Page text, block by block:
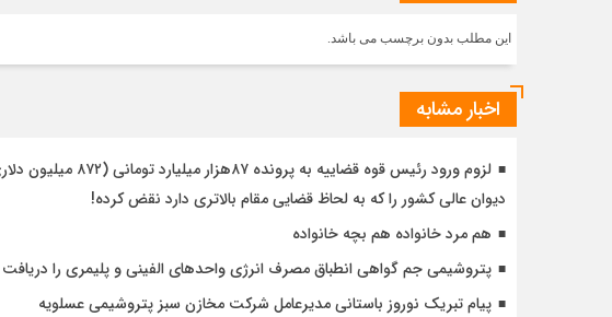
این مطلب بدون برچسب می باشد.
اخبار مشابه
‏لزوم ورود رئیس قوه
دیوان عالی کشور را که به لحاظ قضایی مقام بالاتری دارد نقض کرده!
هم مرد خانواده هم بچه خانواده‌
پتروشيمی جم گواهی انطباق مصرف انرژی واحدهای الفينی و پليمری را
پیام تبریک نوروز باستانی مدیرعامل شرکت مخازن سبز پتروشیمی عسلویه